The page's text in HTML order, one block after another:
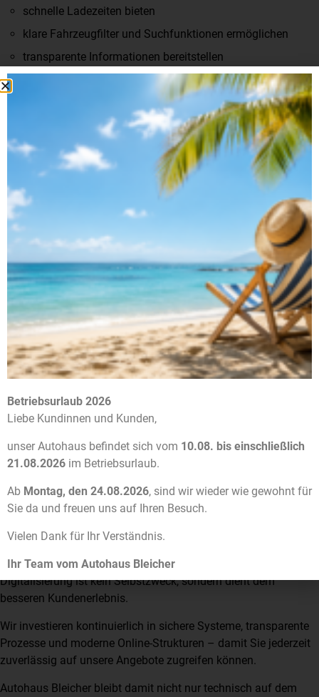
schnelle Ladezeiten bieten
klare Fahrzeugfilter und Suchfunktionen ermöglichen
transparente Informationen bereitstellen
Mit dem Relaunch unserer Webseite haben wir genau diese
MEHR SERVICE, MEHR
SICHERHEIT, MEHR
TRANSPARENZ
Die neue Plattform von Autohaus Bleicher wurde technisch
vollständig neu aufgebaut. Neben einem modernen Design
stehen vor allem Stabilität und Datensicherheit im Fokus.
Für unsere Kunden bedeutet das:
sichere Datenübertragung
optimierte Fahrzeugsuche
verbesserte Übersicht für Volvo und Nissan Modelle
klare Kontaktwege
digitale Anfrageprozesse ohne Umwege
Diedigitale Zukunft im Autohausbedeutet für uns: Persönliche
Beratung vor Ort kombiniert mit modernster Online-Technik.
DIGITALISIERUNG ALS CHANCE –
NICHT ALS RISIKO
Der Neustart war für uns ein bewusster Schritt nach vorne.
Digitalisierung ist kein Selbstzweck, sondern dient dem
besseren Kundenerlebnis.
Wir investieren kontinuierlich in sichere Systeme, transparente
Prozesse und moderne Online-Strukturen – damit Sie jederzeit
zuverlässig auf unsere Angebote zugreifen können.
Autohaus Bleicher bleibt damit nicht nur technisch auf dem
Betriebsurlaub 2026
Liebe Kundinnen und Kunden,
unser Autohaus befindet sich vom 10.08. bis einschließlich
21.08.2026 im Betriebsurlaub.
Ab Montag, den 24.08.2026, sind wir wieder wie gewohnt für
Sie da und freuen uns auf Ihren Besuch.
Vielen Dank für Ihr Verständnis.
Ihr Team vom Autohaus Bleicher